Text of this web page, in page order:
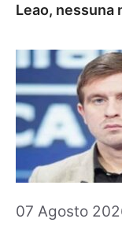
Leao, nessuna
07 Agosto